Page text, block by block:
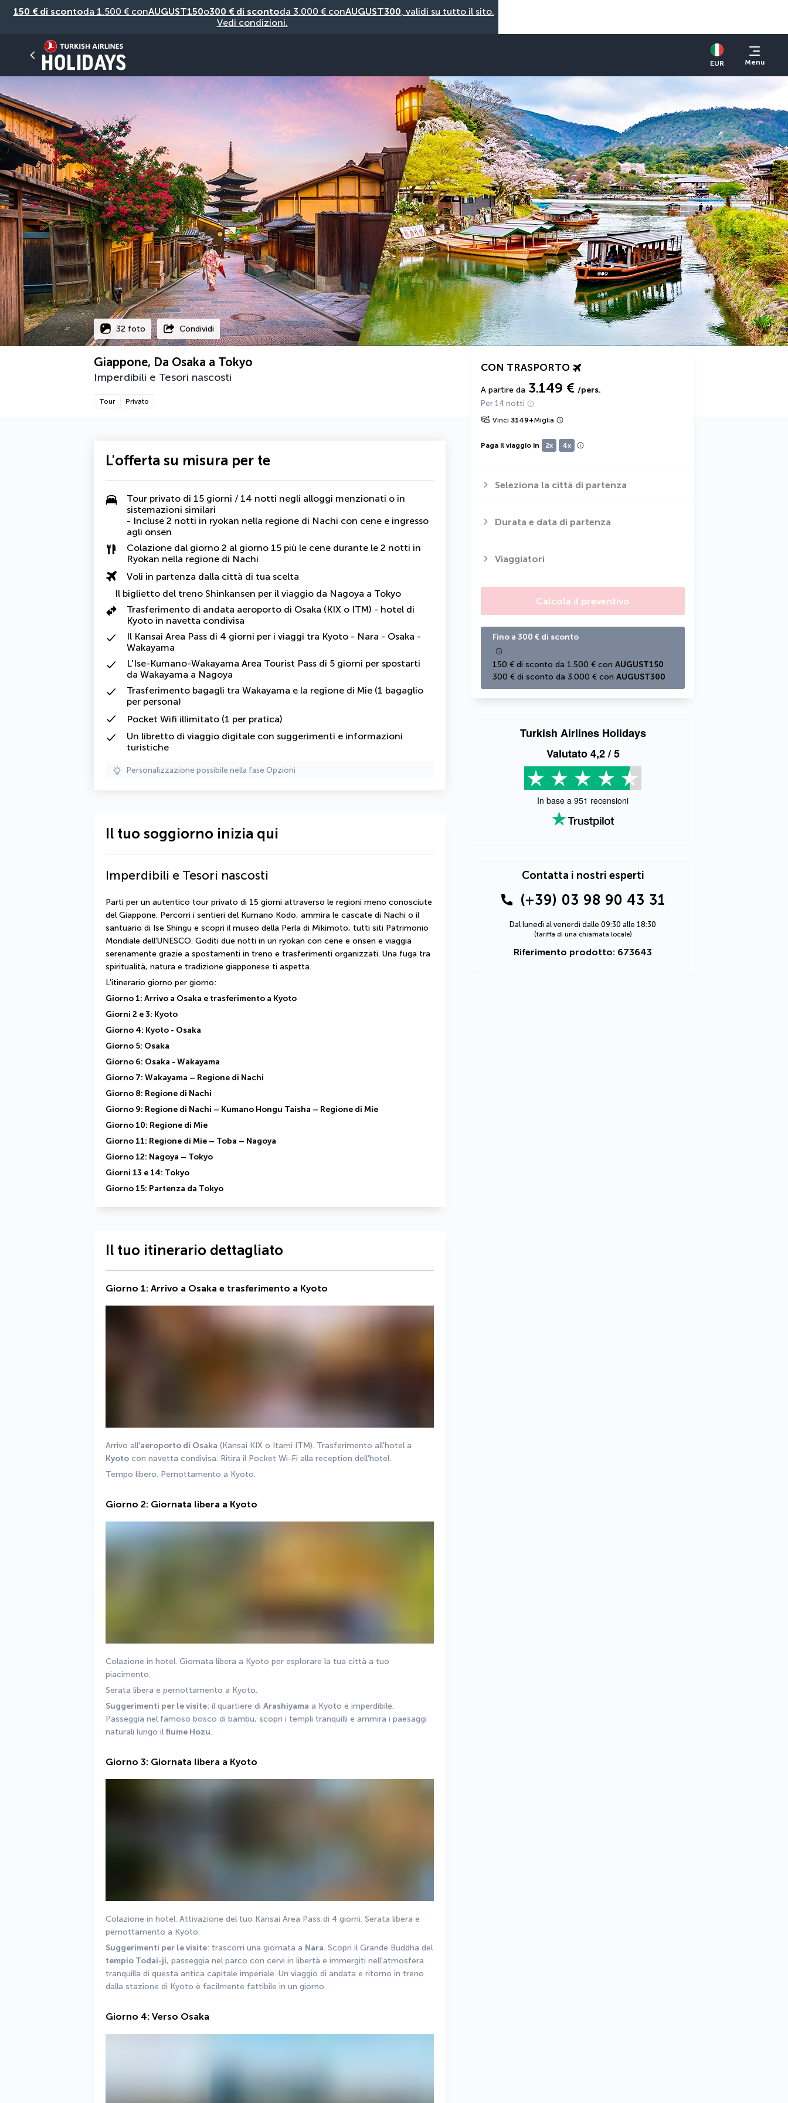
150 € di scontoda 1.500 € conAUGUST150o300 € di scontoda 3.000 € conAUGUST300, validi su tutto il sito.
Vedi condizioni.
EUR Menu
32 foto Condividi
Giappone, Da Osaka a Tokyo
Imperdibili e Tesori nascosti
Tour Privato
CON TRASPORTO
A partire da 3.149 € /pers.
Per 14 notti
Vinci 3149+Miglia
Paga il viaggio in 2x 4x
Seleziona la città di partenza
Durata e data di partenza
Viaggiatori
Calcola il preventivo
Fino a 300 € di sconto
150 € di sconto da 1.500 € con AUGUST150
300 € di sconto da 3.000 € con AUGUST300
Turkish Airlines Holidays
Valutato4,2/ 5
In base a 951 recensioni
Contatta i nostri esperti
(+39) 03 98 90 43 31
Dal lunedì al venerdì dalle 09:30 alle 18:30
(tariffa di una chiamata locale)
Riferimento prodotto: 673643
L'offerta su misura per te
Tour privato di 15 giorni / 14 notti negli alloggi menzionati o in
sistemazioni similari
- Incluse 2 notti in ryokan nella regione di Nachi con cene e ingresso
agli onsen
Colazione dal giorno 2 al giorno 15 più le cene durante le 2 notti in
Ryokan nella regione di Nachi
Voli in partenza dalla città di tua scelta
Il biglietto del treno Shinkansen per il viaggio da Nagoya a Tokyo
Trasferimento di andata aeroporto di Osaka (KIX o ITM) - hotel di
Kyoto in navetta condivisa
Il Kansai Area Pass di 4 giorni per i viaggi tra Kyoto - Nara - Osaka -
Wakayama
L'Ise-Kumano-Wakayama Area Tourist Pass di 5 giorni per spostarti
da Wakayama a Nagoya
Trasferimento bagagli tra Wakayama e la regione di Mie (1 bagaglio
per persona)
Pocket Wifi illimitato (1 per pratica)
Un libretto di viaggio digitale con suggerimenti e informazioni
turistiche
Personalizzazione possibile nella fase Opzioni
Il tuo soggiorno inizia qui
Imperdibili e Tesori nascosti
Parti per un autentico tour privato di 15 giorni attraverso le regioni meno conosciute
del Giappone. Percorri i sentieri del Kumano Kodo, ammira le cascate di Nachi o il
santuario di Ise Shingu e scopri il museo della Perla di Mikimoto, tutti siti Patrimonio
Mondiale dell'UNESCO. Goditi due notti in un ryokan con cene e onsen e viaggia
serenamente grazie a spostamenti in treno e trasferimenti organizzati. Una fuga tra
spiritualità, natura e tradizione giapponese ti aspetta.
L'itinerario giorno per giorno:
Giorno 1: Arrivo a Osaka e trasferimento a Kyoto
Giorni 2 e 3: Kyoto
Giorno 4: Kyoto - Osaka
Giorno 5: Osaka
Giorno 6: Osaka - Wakayama
Giorno 7: Wakayama – Regione di Nachi
Giorno 8: Regione di Nachi
Giorno 9: Regione di Nachi – Kumano Hongu Taisha – Regione di Mie
Giorno 10: Regione di Mie
Giorno 11: Regione di Mie – Toba – Nagoya
Giorno 12: Nagoya – Tokyo
Giorni 13 e 14: Tokyo
Giorno 15: Partenza da Tokyo
Il tuo itinerario dettagliato
Giorno 1: Arrivo a Osaka e trasferimento a Kyoto
Arrivo all'aeroporto di Osaka
Kyoto con navetta condivisa. Ritira il Pocket Wi-Fi alla reception dell'hotel.
Tempo libero. Pernottamento a Kyoto.
Giorno 2: Giornata libera a Kyoto
Colazione in hotel. Giornata libera a Kyoto per esplorare la tua città a tuo
piacimento.
Serata libera e pernottamento a Kyoto.
Suggerimenti per le visite: il quartiere di Arashiyama a Kyoto è imperdibile.
Passeggia nel famoso bosco di bambù, scopri i templi tranquilli e ammira i paesaggi
naturali lungo il fiume Hozu.
Giorno 3: Giornata libera a Kyoto
Colazione in hotel. Attivazione del tuo Kansai Area Pass di 4 giorni. Serata libera e
pernottamento a Kyoto.
Suggerimenti per le visite: trascorri una giornata a Nara
tempio Todai-ji, passeggia nel parco con cervi in libertà e immergiti nell'atmosfera
tranquilla di questa antica capitale imperiale. Un viaggio di andata e ritorno in treno
dalla stazione di Kyoto è facilmente fattibile in un giorno.
Giorno 4: Verso Osaka